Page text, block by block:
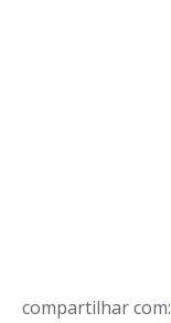
compartilhar com: